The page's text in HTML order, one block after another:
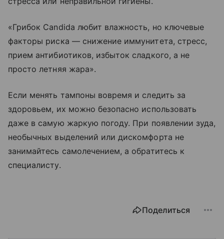
«Грибок Candida любит влажность, но ключевые
факторы риска — снижение иммунитета, стресс,
прием антибиотиков, избыток сладкого, а не
просто летняя жара».
Если менять тампоны вовремя и следить за
здоровьем, их можно безопасно использовать
даже в самую жаркую погоду. При появлении зуда,
необычных выделений или дискомфорта не
занимайтесь самолечением, а обратитесь к
специалисту.
Поделиться